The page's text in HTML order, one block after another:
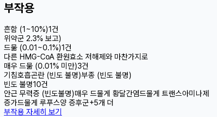
부작용
흔함 (1~10%)1건
위약군 2.3% 보고)
드묾 (0.01~0.1%)1건
다른 HMG-CoA 환원효소 저해제와 마찬가지로
매우 드묾 (0.01% 미만)3건
기침호흡곤란 (빈도 불명)부종 (빈도 불명)
빈도 불명10건
안근 무력증 (빈도불명)매우 드물게 황달간염드물게 트랜스아미나제
증가드물게 루푸스양 증후군+5개 더
부작용 자세히 보기